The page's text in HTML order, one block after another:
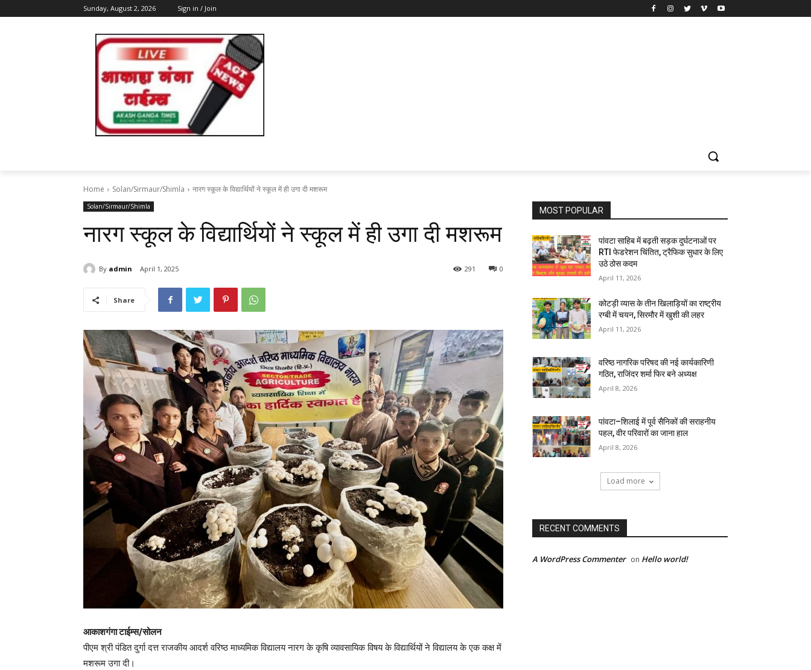
Sunday, August 2, 2026 Sign in / Join
Home Solan/Sirmaur/Shimla नारग स्कूल के विद्यार्थियों ने स्कूल में ही उगा दी मशरूम
Solan/Sirmaur/Shimla
नारग स्कूल के विद्यार्थियों ने स्कूल में ही उगा दी मशरूम
By admin April 1, 2025 0
291
Share
आकाशगंगा टाईम्स/सोलन
पीएम श्री पंडित दुर्गा दत्त राजकीय आदर्श वरिष्ठ माध्यमिक विद्यालय नारग के कृषि व्यावसायिक विषय के विद्यार्थियों ने विद्यालय के एक कक्ष में
मशरूम उगा दी।
MOST POPULAR
पांवटा साहिब में बढ़ती सड़क दुर्घटनाओं पर
RTI फेडरेशन चिंतित, ट्रैफिक सुधार के लिए
उठे ठोस कदम
April 11, 2026
कोटड़ी व्यास के तीन खिलाड़ियों का राष्ट्रीय
रग्बी में चयन, सिरमौर में खुशी की लहर
April 11, 2026
वरिष्ठ नागरिक परिषद की नई कार्यकारिणी
गठित, राजिंदर शर्मा फिर बने अध्यक्ष
April 8, 2026
पांवटा–शिलाई में पूर्व सैनिकों की सराहनीय
पहल, वीर परिवारों का जाना हाल
April 8, 2026
Load more
RECENT COMMENTS
A WordPress Commenter on Hello world!